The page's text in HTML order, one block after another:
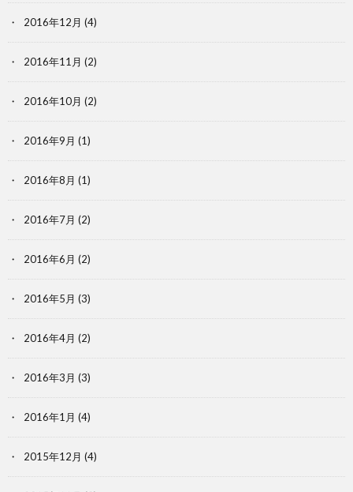
2016年12月 (4)
2016年11月 (2)
2016年10月 (2)
2016年9月 (1)
2016年8月 (1)
2016年7月 (2)
2016年6月 (2)
2016年5月 (3)
2016年4月 (2)
2016年3月 (3)
2016年1月 (4)
2015年12月 (4)